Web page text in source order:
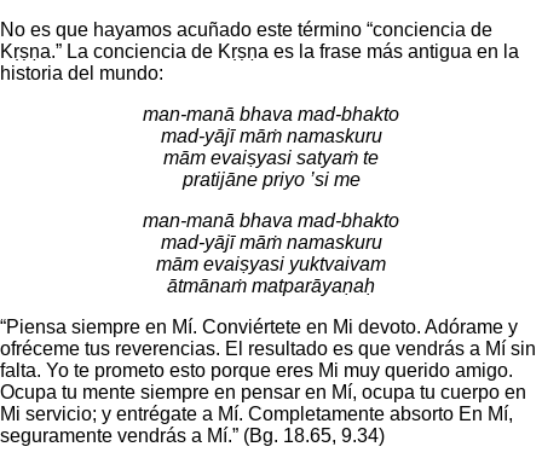
No es que hayamos acuñado este término “conciencia de
Kṛṣṇa.” La conciencia de Kṛṣṇa es la frase más antigua en la
historia del mundo:
man-manā bhava mad-bhakto
mad-yājī māṁ namaskuru
mām evaiṣyasi satyaṁ te
pratijāne priyo ’si me
man-manā bhava mad-bhakto
mad-yājī māṁ namaskuru
mām evaiṣyasi yuktvaivam
ātmānaṁ matparāyaṇaḥ
“Piensa siempre en Mí. Conviértete en Mi devoto. Adórame y
ofréceme tus reverencias. El resultado es que vendrás a Mí sin
falta. Yo te prometo esto porque eres Mi muy querido amigo.
Ocupa tu mente siempre en pensar en Mí, ocupa tu cuerpo en
Mi servicio; y entrégate a Mí. Completamente absorto En Mí,
seguramente vendrás a Mí.” (Bg. 18.65, 9.34)